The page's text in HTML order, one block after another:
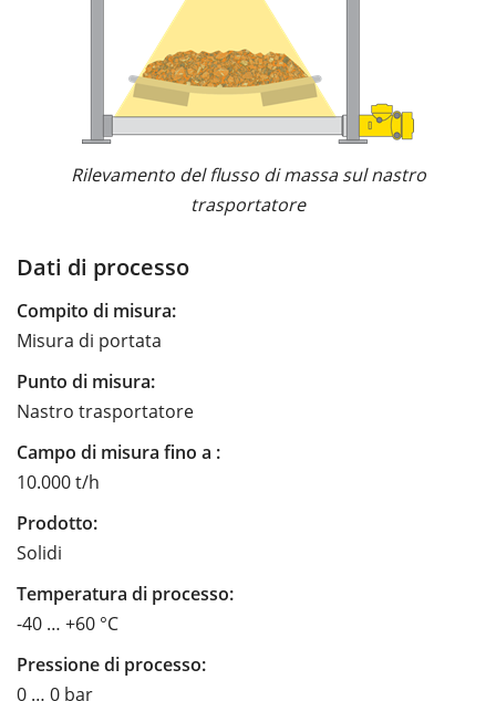
Rilevamento del flusso di massa sul nastro
trasportatore
Dati di processo
Compito di misura:
Misura di portata
Punto di misura:
Nastro trasportatore
Campo di misura fino a :
10.000 t/h
Prodotto:
Solidi
Temperatura di processo:
-40 … +60 °C
Pressione di processo:
0 … 0 bar